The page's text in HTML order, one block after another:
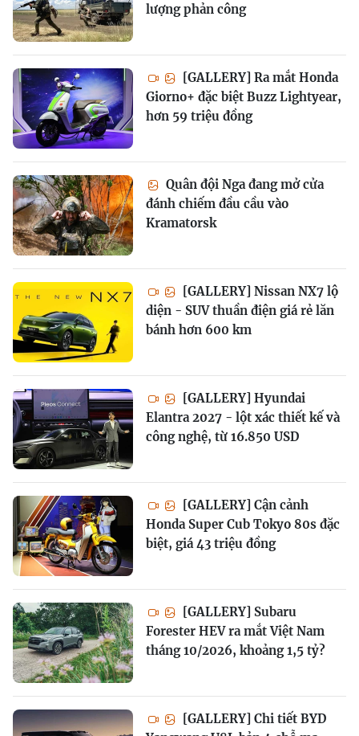
lượng phản công
[GALLERY] Ra mắt Honda
Giorno+ đặc biệt Buzz Lightyear,
hơn 59 triệu đồng
Quân đội Nga đang mở cửa
đánh chiếm đầu cầu vào
Kramatorsk
[GALLERY] Nissan NX7 lộ
diện - SUV thuần điện giá rẻ lăn
bánh hơn 600 km
[GALLERY] Hyundai
Elantra 2027 - lột xác thiết kế và
công nghệ, từ 16.850 USD
[GALLERY] Cận cảnh
Honda Super Cub Tokyo 80s đặc
biệt, giá 43 triệu đồng
[GALLERY] Subaru
Forester HEV ra mắt Việt Nam
tháng 10/2026, khoảng 1,5 tỷ?
[GALLERY] Chi tiết BYD